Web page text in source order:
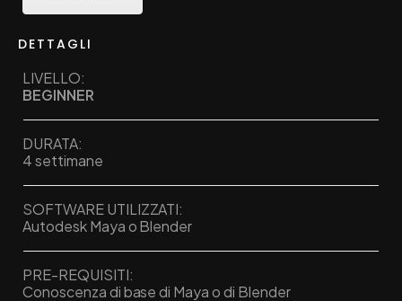
DETTAGLI
LIVELLO:
BEGINNER
DURATA:
4 settimane
SOFTWARE UTILIZZATI:
Autodesk Maya o Blender
PRE-REQUISITI:
Conoscenza di base di Maya o di Blender